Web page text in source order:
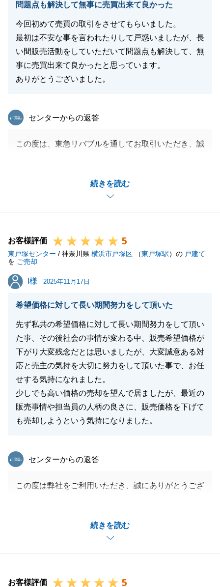
閉じる
問題点も解決して無事に売買出来て良かった
今回初めて売買の取引をさせてもらいました。
最初は不安な事を言われたりして戸惑いましたが、長
い間販売活動をしていただいて問題点も解決して、無
事に売買出来て良かったと思っています。
ありがとうございました。
続きを読む
東急リバブル
センターからの返答
この度は、東急リバブルを通してお取引いただき、誠
ご成約に至り、私としても一安心です。
無事にお取引が完了しましたのも、N様のご協力のお
かげです。
点等出て参りましたら、お気軽にお声がけください。
今後とも、よろしくお願いいたします。
お客様評価 5
東戸塚センター / 神奈川県 横浜市戸塚区 （東戸塚駅）の 戸建て
を ご売却
I様
I様 2025年11月17日
希望価格に対して長い期間努力をして頂いた
先ず私共の希望価格に対して長い期間努力をして頂い
た事、その後社会の事情が変わる中、販売希望価格が
下がり大変残念だとは思いましたが、大変誠意ある対
応と売主の気持を大切に努力をして頂いた事で、お任
せする気持になれました。
少しでも高い価格の売却を望んで居ましたが、最近の
販売事情や担当員の人柄の良さに、販売価格を下げて
も売却しようという気持になりました。
続きを読む
東急リバブル
センターからの返答
この度は弊社をご利用いただき、誠にありがとうござ
変長期化していることについて原因を洗い出し、お気
持ちや事情を考慮して全体のバランスを取りながらご
提案内容を考えました。
のご提案ができたと考えております。
お客様評価 5